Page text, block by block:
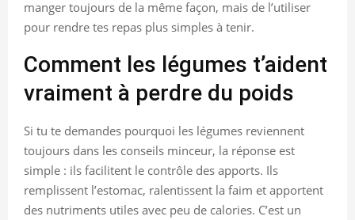
manger toujours de la même façon, mais de l’utiliser
pour rendre tes repas plus simples à tenir.
Comment les légumes t’aident
vraiment à perdre du poids
Si tu te demandes pourquoi les légumes reviennent
toujours dans les conseils minceur, la réponse est
simple : ils facilitent le contrôle des apports. Ils
remplissent l’estomac, ralentissent la faim et apportent
des nutriments utiles avec peu de calories. C’est un